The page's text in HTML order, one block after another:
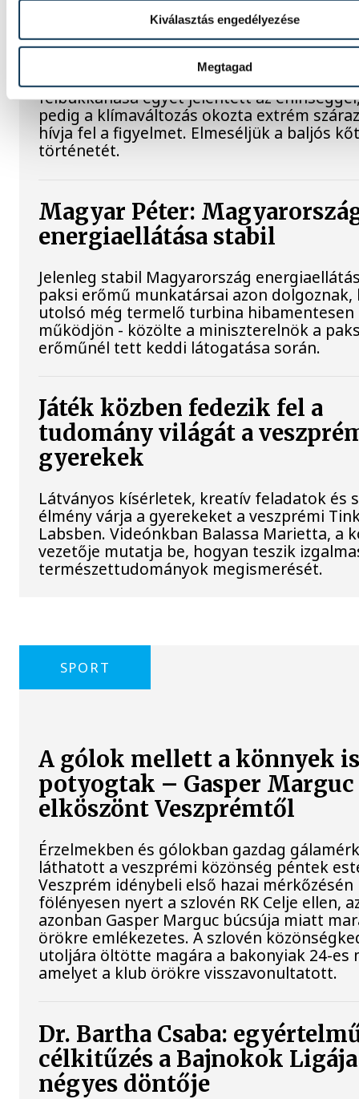
Kiválasztás engedélyezése
Megtagad
A múltban és ma is rossz
dunai Ínség-szikla
Újra kilátszik a Dunából az aszály hírnöke!
felbukkanása egyet jelentett az
pedig a klímaváltozás okozta extrém
hívja fel a figyelmet. Elmeséljük a baljós
történetét.
Magyar Péter:
energiaellátása stabil
Jelenleg stabil Magyarország
paksi erőmű munkatársai azon dolgoznak,
utolsó még termelő turbina hibamentesen
működjön - közölte a miniszterelnök a
erőműnél tett keddi látogatása során.
Játék közben fedezik fel a
tudomány világát a
gyerekek
Látványos kísérletek, kreatív feladatok és
élmény várja a gyerekeket a veszprémi
Labsben. Videónkban Balassa Marietta, a
vezetője mutatja be, hogyan teszik
természettudományok megismerését.
SPORT
A gólok mellett a könnyek
potyogtak – Gasper Marguc
elköszönt Veszprémtől
Érzelmekben és gólokban gazdag
láthatott a veszprémi közönség péntek
Veszprém idénybeli első hazai mérkőzésén
fölényesen nyert a szlovén RK Celje ellen,
azonban Gasper Marguc búcsúja miatt
örökre emlékezetes. A szlovén
utoljára öltötte magára a bakonyiak 24-es
amelyet a klub örökre visszavonultatott.
Dr. Bartha Csaba:
célkitűzés a Bajnokok Ligája
négyes döntője